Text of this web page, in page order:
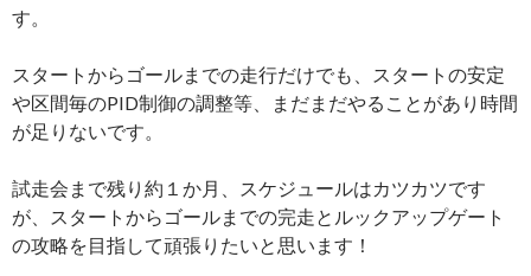
す。
スタートからゴールまでの走行だけでも、スタートの安定
や区間毎のPID制御の調整等、まだまだやることがあり時間
が足りないです。
試走会まで残り約１か月、スケジュールはカツカツです
が、スタートからゴールまでの完走とルックアップゲート
の攻略を目指して頑張りたいと思います！